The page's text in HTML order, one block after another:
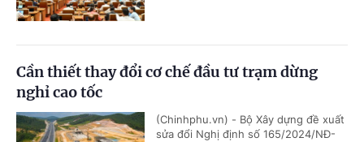
Cần thiết thay đổi cơ chế đầu tư trạm dừng
nghỉ cao tốc
(Chinhphu.vn) - Bộ Xây dựng đề xuất
sửa đổi Nghị định số 165/2024/NĐ-